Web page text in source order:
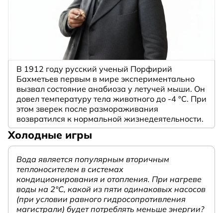
В 1912 году русский ученый Порфирий
Бахметьев первым в мире экспериментально
вызвал состояние анабиоза у летучей мыши. Он
довел температуру тела животного до -4 °C. При
этом зверек после размораживания
возвратился к нормальной жизнедеятельности.
Холодные игры
Вода является популярным вторичным
теплоносителем в системах
кондиционирования и отопления. При нагреве
воды на 2°С, какой из пяти одинаковых насосов
(при условии равного гидросопротивления
магистрали) будет потреблять меньше энергии?